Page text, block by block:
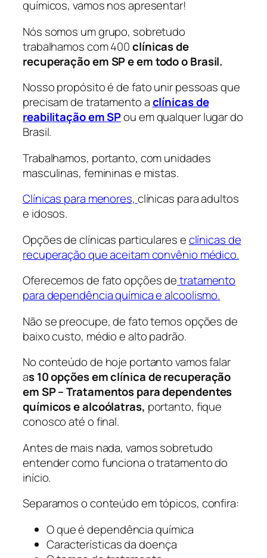
químicos, vamos nos apresentar!
Nós somos um grupo, sobretudo
trabalhamos com 400clínicas de
recuperação em SP e em todo o Brasil.
Nosso propósito é de fato unir pessoas que
precisam de tratamento aclínicas de
reabilitação em SPou em qualquer lugar do
Brasil.
Trabalhamos, portanto, com unidades
masculinas, femininas e mistas.
Clínicas para menores, clínicas para adultos
e idosos.
Opções de clínicas particulares eclínicas de
recuperação que aceitam convênio médico.
Oferecemos de fato opções detratamento
para dependência química e alcoolismo.
Não se preocupe, de fato temos opções de
baixo custo, médio e alto padrão.
No conteúdo de hoje portanto vamos falar
as 10 opções em clínica de recuperação
em SP – Tratamentos para dependentes
químicos e alcoólatras, portanto, fique
conosco até o final.
Antes de mais nada, vamos sobretudo
entender como funciona o tratamento do
início.
Separamos o conteúdo em tópicos, confira:
O que é dependência química
Características da doença